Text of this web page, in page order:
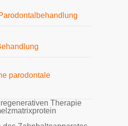
parodontale
Therapie